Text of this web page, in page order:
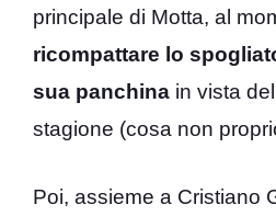
principale di Motta, al
ricompattare lo
sua panchina in vista
stagione (cosa non
Poi, assieme a Cristiano